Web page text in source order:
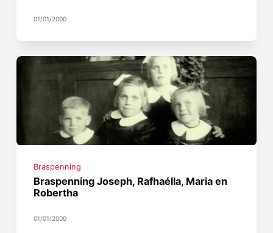
01/01/2000
Braspenning
Braspenning Joseph, Rafhaélla, Maria en
Robertha
01/01/2000